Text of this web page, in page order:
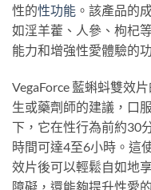
性的性功能 。該產品的
如淫羊藿、人參、枸杞
能力和增強性愛體驗的
VegaForce 藍蝌蚪雙效
生或藥劑師的建議，口
下，它在性行為前約30
時間可達4至6小時。這
效片後可以輕鬆自如地
障礙，還能夠提升性愛